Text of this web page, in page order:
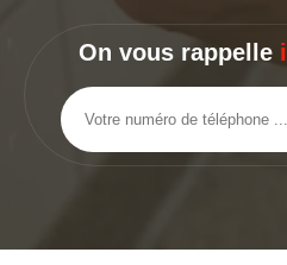
On vous rappelle